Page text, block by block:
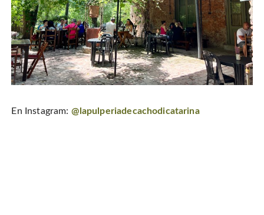
En Instagram: @lapulperiadecachodicatarina